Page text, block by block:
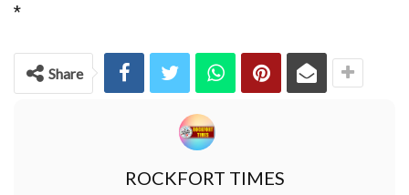
*
Share
ROCKFORT TIMES